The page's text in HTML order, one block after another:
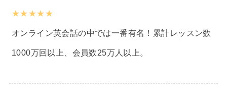
★★★★★
オンライン英会話の中では一番有名！累計レッスン数
1000万回以上、会員数25万人以上。